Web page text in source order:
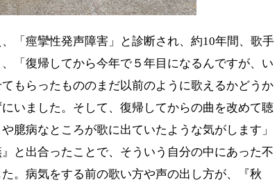
「痙攣性発声障害」と診断され、約10年間、歌手
「復帰してから今年で５年目になるんですが、い
もらったもののまだ以前のように歌えるかどうか
いました。そして、復帰してからの曲を改めて聴
臆病なところが歌に出ていたような気がします」
と出合ったことで、そういう自分の中にあった不
。病気をする前の歌い方や声の出し方が、『秋